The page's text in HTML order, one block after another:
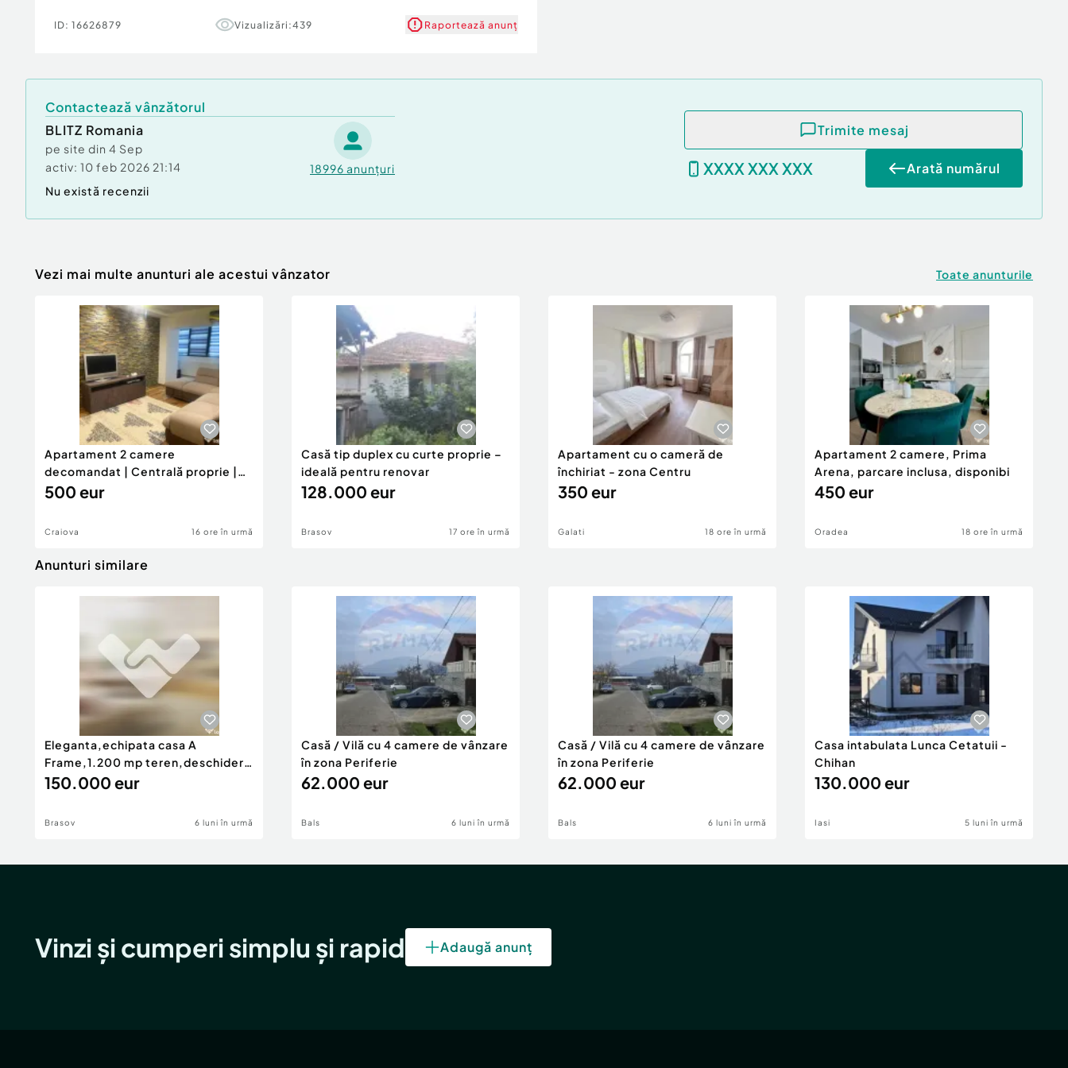
Nr. locuri parcare:1
Apă
Canalizare
Gaz
ID: 16626879 Vizualizări:439 Raportează anunț
Contactează vânzătorul
BLITZ Romania
pe site din 4 Sep
activ: 10 feb 2026 21:14 18996 anunțuri
Nu există recenzii
Trimite mesaj
XXXX XXX XXX Arată numărul
Vezi mai multe anunturi ale acestui vânzator Toate anunturile
Apartament 2 camere
decomandat | Centrală proprie |
60 mp |
500 eur
Craiova 16 ore în urmă
Casă tip duplex cu curte proprie –
ideală pentru renovar
128.000 eur
Brasov 17 ore în urmă
Apartament cu o cameră de
închiriat - zona Centru
350 eur
Galati 18 ore în urmă
Apartament 2 camere, Prima
Arena, parcare inclusa, disponibi
450 eur
Oradea 18 ore în urmă
Anunturi similare
Eleganta,echipata casa A
Frame,1.200 mp teren,deschidere
Pia
150.000 eur
Brasov 6 luni în urmă
Casă / Vilă cu 4 camere de vânzare
în zona Periferie
62.000 eur
Bals 6 luni în urmă
Casă / Vilă cu 4 camere de vânzare
în zona Periferie
62.000 eur
Bals 6 luni în urmă
Casa intabulata Lunca Cetatuii -
Chihan
130.000 eur
Iasi 5 luni în urmă
Vinzi și cumperi simplu și rapid Adaugă anunț